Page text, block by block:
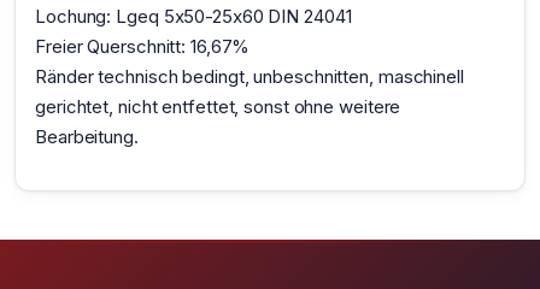
Lochung: Lgeq 5x50-25x60 DIN 24041
Freier Querschnitt: 16,67%
Ränder technisch bedingt, unbeschnitten, maschinell
gerichtet, nicht entfettet, sonst ohne weitere
Bearbeitung.